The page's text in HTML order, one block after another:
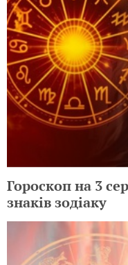
Гороскоп на 3
знаків зодіаку